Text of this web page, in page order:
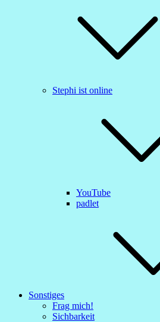
Stephi ist online
YouTube
padlet
Sonstiges
Frag mich!
Sichbarkeit